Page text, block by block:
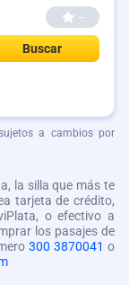
--
Buscar
a cambios por
la silla que más te
tarjeta de crédito,
o efectivo a
los pasajes de
300 3870041 o